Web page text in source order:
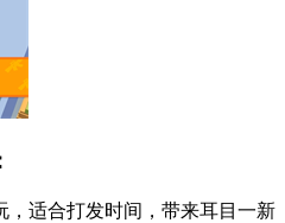
，适合打发时间，带来耳目一新